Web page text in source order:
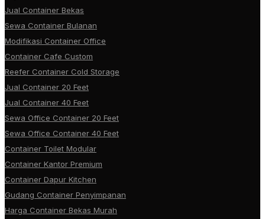
Jual Container Bekas
Sewa Container Bulanan
Modifikasi Container Office
Container Cafe Custom
Reefer Container Cold Storage
Jual Container 20 Feet
Jual Container 40 Feet
Sewa Office Container 20 Feet
Sewa Office Container 40 Feet
Container Toilet Modular
Container Kantor Premium
Container Dapur Kitchen
Gudang Container Penyimpanan
Harga Container Bekas Murah